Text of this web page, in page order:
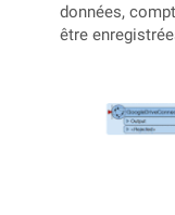
données,
être